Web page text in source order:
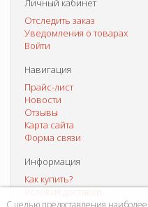
Личный кабинет
Отследить заказ
Уведомления о товарах
Войти
Навигация
Прайс-лист
Новости
Отзывы
Карта сайта
Форма связи
Информация
Как купить?
Условия доставки
Способы оплаты
С целью предоставления